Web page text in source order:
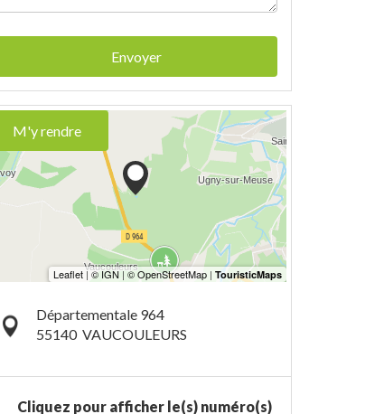
Envoyer
M'y rendre
Départementale 964
55140 VAUCOULEURS
Cliquez pour afficher le(s) numéro(s)